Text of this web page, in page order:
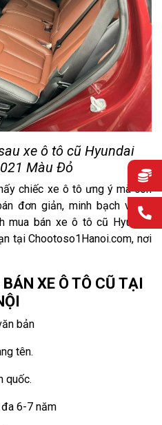
xe ô tô cũ Hyundai
Màu Đỏ
chiếc xe ô tô ưng ý mà còn
đơn giản, minh bạch và an
mua bán xe ô tô cũ Hyundai
tại Chootoso1Hanoi.com, nơi
XE Ô TÔ CŨ TẠI
bản
tên.
quốc.
6-7 năm